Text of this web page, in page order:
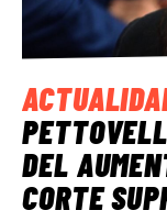
DEL
CORTE